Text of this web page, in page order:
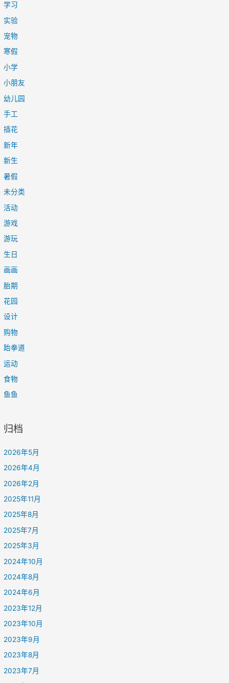
学习
实验
宠物
寒假
小学
小朋友
幼儿园
手工
插花
新年
新生
暑假
未分类
活动
游戏
游玩
生日
画画
胎期
花园
设计
购物
跆拳道
运动
食物
鱼鱼
归档
2026年5月
2026年4月
2026年2月
2025年11月
2025年8月
2025年7月
2025年3月
2024年10月
2024年8月
2024年6月
2023年12月
2023年10月
2023年9月
2023年8月
2023年7月